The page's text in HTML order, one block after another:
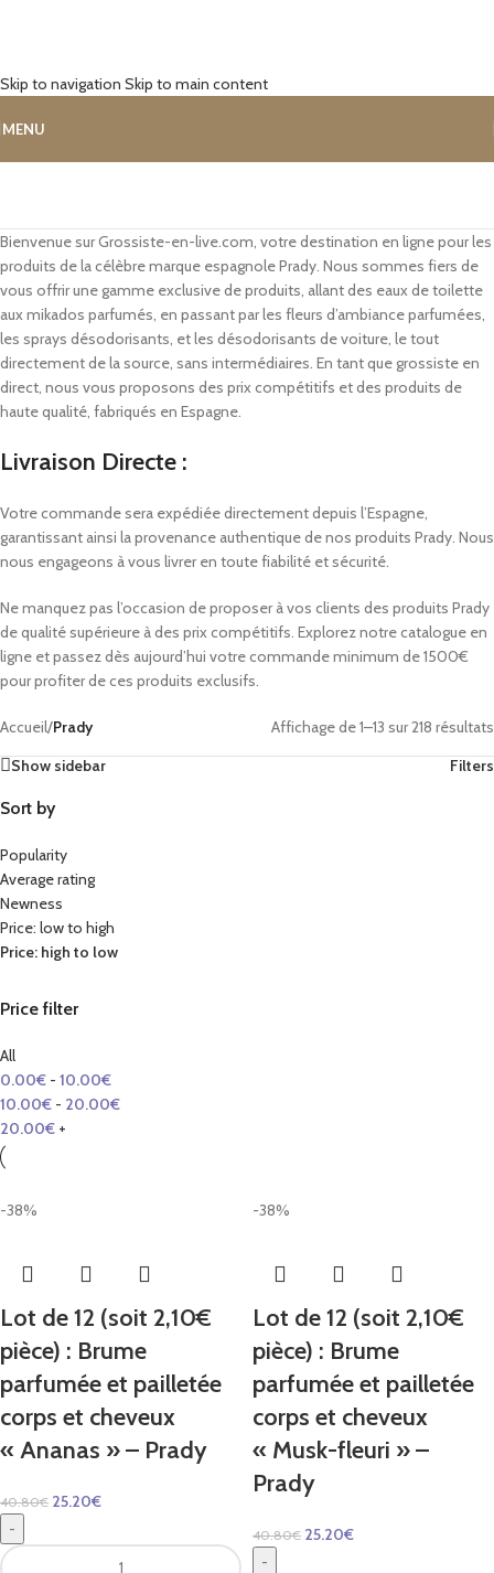
Skip to navigation Skip to main content
MENU
Bienvenue sur Grossiste-en-live.com, votre destination en ligne pour les
produits de la célèbre marque espagnole Prady. Nous sommes fiers de
vous offrir une gamme exclusive de produits, allant des eaux de toilette
aux mikados parfumés, en passant par les fleurs d’ambiance parfumées,
les sprays désodorisants, et les désodorisants de voiture, le tout
directement de la source, sans intermédiaires. En tant que grossiste en
direct, nous vous proposons des prix compétitifs et des produits de
haute qualité, fabriqués en Espagne.
Livraison Directe :
Votre commande sera expédiée directement depuis l’Espagne,
garantissant ainsi la provenance authentique de nos produits Prady. Nous
nous engageons à vous livrer en toute fiabilité et sécurité.
Ne manquez pas l’occasion de proposer à vos clients des produits Prady
de qualité supérieure à des prix compétitifs. Explorez notre catalogue en
ligne et passez dès aujourd’hui votre commande minimum de 1500€
pour profiter de ces produits exclusifs.
Accueil/Prady
Affichage de 1–13 sur 218 résultats
Show sidebar
Filters
Sort by
Popularity
Average rating
Newness
Price: low to high
Price: high to low
Price filter
All
0.00€ - 10.00€
10.00€ - 20.00€
20.00€ +
-38%
Lot de 12 (soit 2,10€
pièce) : Brume
parfumée et pailletée
corps et cheveux
« Ananas » – Prady
40.80€ 25.20€
-
-38%
Lot de 12 (soit 2,10€
pièce) : Brume
parfumée et pailletée
corps et cheveux
« Musk-fleuri » –
Prady
40.80€ 25.20€
-